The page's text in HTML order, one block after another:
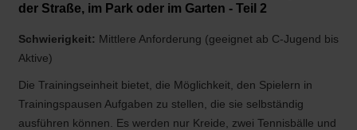
der Straße, im Park oder im Garten - Teil 2
Schwierigkeit: Mittlere Anforderung (geeignet ab C-Jugend bis
Aktive)
Die Trainingseinheit bietet, die Möglichkeit, den Spielern in
Trainingspausen Aufgaben zu stellen, die sie selbständig
ausführen können. Es werden nur Kreide, zwei Tennisbälle und